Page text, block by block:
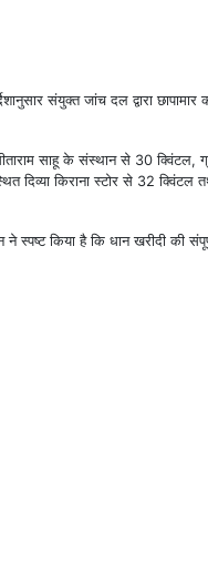
संयुक्त जांच दल द्वारा छापामार
साहू के संस्थान से 30 क्विंटल,
किराना स्टोर से 32 क्विंटल
स्पष्ट किया है कि धान खरीदी की